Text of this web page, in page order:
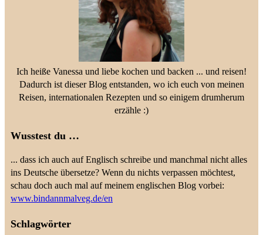
Ich heiße Vanessa und liebe kochen und backen ... und reisen!
Dadurch ist dieser Blog entstanden, wo ich euch von meinen
Reisen, internationalen Rezepten und so einigem drumherum
erzähle :)
Wusstest du …
... dass ich auch auf Englisch schreibe und manchmal nicht alles
ins Deutsche übersetze? Wenn du nichts verpassen möchtest,
schau doch auch mal auf meinem englischen Blog vorbei:
www.bindannmalveg.de/en
Schlagwörter